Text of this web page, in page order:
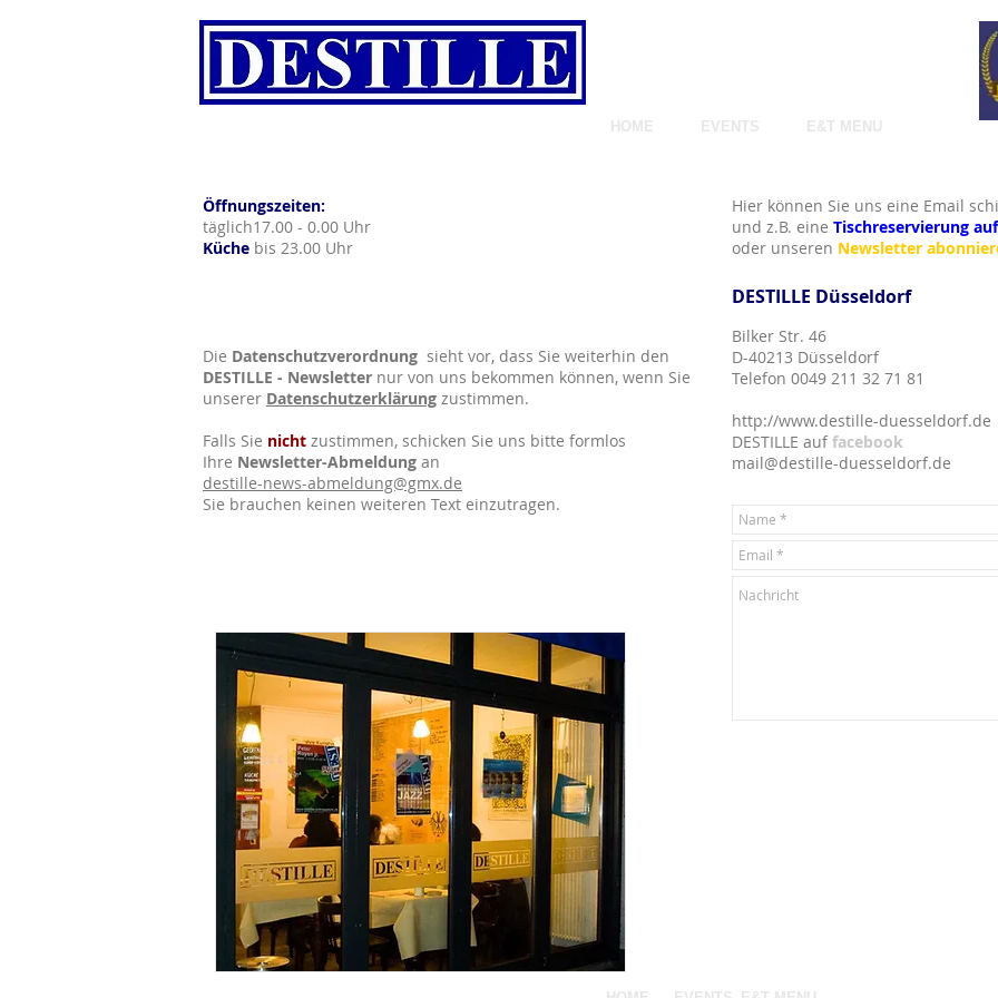
HOME EVENTS E&T MENU
Öffnungszeiten:
täglich17.00 - 0.00 Uhr
Küche bis 23.00 Uhr
Die Datenschutzverordnung sieht vor, dass Sie weiterhin den
DESTILLE - Newsletter nur von uns bekommen können, wenn Sie
unserer Datenschutzerklärung zustimmen.
Falls Sie nicht zustimmen, schicken Sie uns bitte formlos
Ihre Newsletter-Abmeldung an
destille-news-abmeldung@gmx.de
Sie brauchen keinen weiteren Text einzutragen.
Hier können Sie uns eine Email
und z.B. eine Tischreservierung
oder unseren Newsletter
DESTILLE Düsseldorf
Bilker Str. 46
D-40213 Düsseldorf
Telefon 0049 211 32 71 81
http://www.destille-duesseldorf.de
DESTILLE auffacebook
mail@destille-duesseldorf.de